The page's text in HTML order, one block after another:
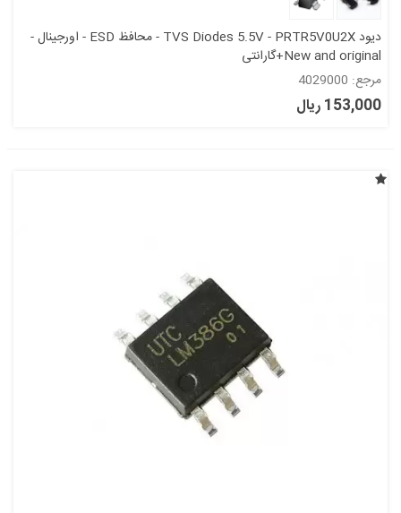
دیود TVS Diodes 5.5V - PRTR5V0U2X - محافظ ESD - اورجینال -
New and original+گارانتی
مرجع: 4029000
153,000 ریال